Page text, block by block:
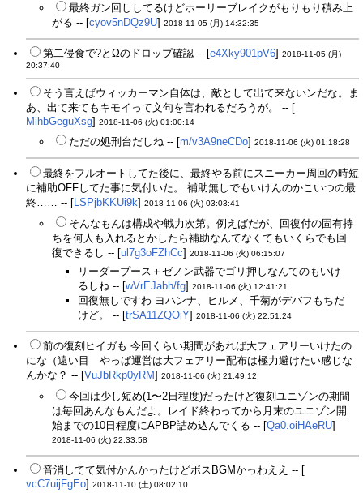
最終ガン回ししてるけどホーリーブレイクがもりもり積み上
がる -- [cyov5nDQz9U] 2018-11-05 (月) 14:32:35
第二侵食で?とΩのドロップ確認 -- [e4Xky901pV6] 2018-11-05 (月)
20:37:40
そう言えばウィッカーマン自体は、敵として出て来ないンだな。ま
あ、出て来てもキモイって文句を言われるだろうが。 -- [
MihbGeguXsg] 2018-11-06 (火) 01:00:14
ただの処刑台だしね -- [m/v3A9neCDo] 2018-11-06 (火) 01:18:28
最終をフルオートしてた後に、最終やる前にスニーカー周回の時短
に補助OFFしてた事に気付いた。 補助無しでもいけんのかこいつの最
終…… -- [LSPjbKKUi9k] 2018-11-06 (火) 03:03:41
そんなもんは構成や戦力次第。例えばだが、回復付の固有持
ちを何人も入れるとかしたら補助なんてなくてもいくらでも回
復できるし -- [ul7g3oFZhCc] 2018-11-06 (火) 06:15:07
リーダープース＋ゼノン武器でゴリ押しなんてのもいけ
るしね -- [wVrEJabh/fg] 2018-11-06 (火) 12:41:21
回復無しですわ ヨハンナ、ヒルメ、千菊がデバフもちだ
けど。 -- [trSA11ZQOiY] 2018-11-06 (火) 22:51:24
前の復刻ヒイガも 今回くらい期間があれば大フェアリーいけたの
にな（遠い目 やっぱ運営は大フェアリー配布は極力避けたい感じな
んかな？ -- [VuJbRkp0yRM] 2018-11-06 (火) 21:49:12
今回は少し短め(1〜2日程度)だったけど復刻ユニゾンの期間
は毎回あんなもんだよ。レイド終わってから月末のユニゾン開
始までの10日程度にAPBP詰め込んでくる -- [Qa0.oiHAeRU]
2018-11-06 (火) 22:33:58
音消してて気付かんかったけどボスBGMかっわええ -- [
vcC7uijFgEo] 2018-11-10 (土) 08:02:10